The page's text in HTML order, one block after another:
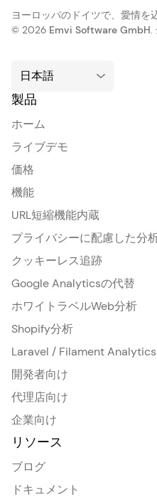
ヨーロッパのドイツで、愛情を
© 2026 Emvi Software GmbH.
製品
ホーム
ライブデモ
価格
機能
URL短縮機能内蔵
プライバシーに配慮した分
クッキーレス追跡
Google Analyticsの代替
ホワイトラベルWeb分析
Shopify分析
Laravel / Filament Analytics
開発者向け
代理店向け
企業向け
リソース
ブログ
ドキュメント